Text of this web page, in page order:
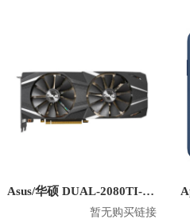
Asus/华硕 DUAL-2080TI-O11G 显卡
暂无购买链接